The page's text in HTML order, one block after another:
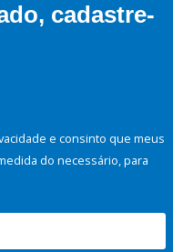
cadastre-
e consinto que meus
do necessário, para